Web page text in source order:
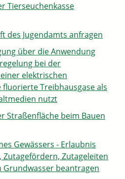
Tierseuchenkasse
des Jugendamts anfragen
über die Anwendung
bei der
elektrischen
fluorierte Treibhausgase als
nutzt
Straßenfläche beim Bauen
Gewässers - Erlaubnis
Zutagefördern, Zutageleiten
Grundwasser beantragen